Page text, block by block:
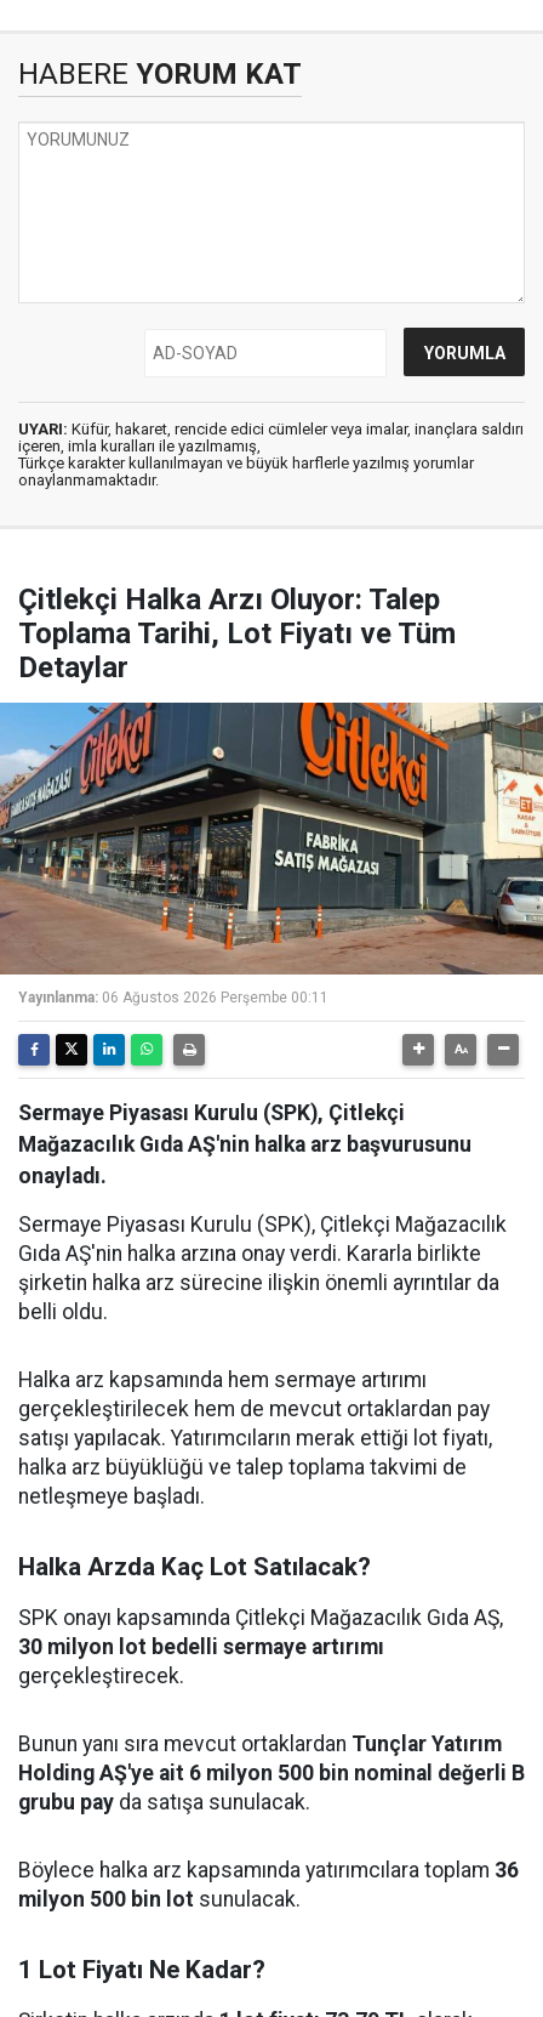
HABERE YORUM KAT
UYARI: Küfür, hakaret, rencide edici cümleler veya imalar, inançlara saldırı
içeren, imla kuralları ile yazılmamış,
Türkçe karakter kullanılmayan ve büyük harflerle yazılmış yorumlar
onaylanmamaktadır.
Çitlekçi Halka Arzı Oluyor: Talep
Toplama Tarihi, Lot Fiyatı ve Tüm
Detaylar
Yayınlanma: 06 Ağustos 2026 Perşembe 00:11
Sermaye Piyasası Kurulu (SPK), Çitlekçi
Mağazacılık Gıda AŞ'nin halka arz başvurusunu
onayladı.
Sermaye Piyasası Kurulu (SPK), Çitlekçi Mağazacılık
Gıda AŞ'nin halka arzına onay verdi. Kararla birlikte
şirketin halka arz sürecine ilişkin önemli ayrıntılar da
belli oldu.
Halka arz kapsamında hem sermaye artırımı
gerçekleştirilecek hem de mevcut ortaklardan pay
satışı yapılacak. Yatırımcıların merak ettiği lot fiyatı,
halka arz büyüklüğü ve talep toplama takvimi de
netleşmeye başladı.
Halka Arzda Kaç Lot Satılacak?
SPK onayı kapsamında Çitlekçi Mağazacılık Gıda AŞ,
30 milyon lot bedelli sermaye artırımı
gerçekleştirecek.
Bunun yanı sıra mevcut ortaklardan Tunçlar Yatırım
Holding AŞ'ye ait 6 milyon 500 bin nominal değerli B
grubu pay da satışa sunulacak.
Böylece halka arz kapsamında yatırımcılara toplam 36
milyon 500 bin lot sunulacak.
1 Lot Fiyatı Ne Kadar?